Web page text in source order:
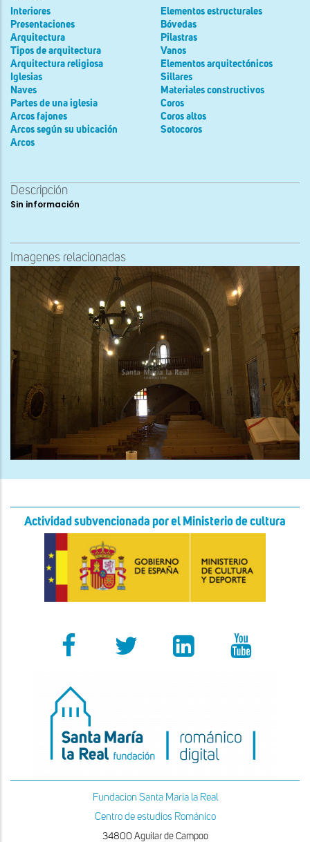
Interiores
Presentaciones
Arquitectura
Tipos de arquitectura
Arquitectura religiosa
Iglesias
Naves
Partes de una iglesia
Arcos fajones
Arcos según su ubicación
Arcos
Elementos estructurales
Bóvedas
Pilastras
Vanos
Elementos arquitectónicos
Sillares
Materiales constructivos
Coros
Coros altos
Sotocoros
Descripción
Sin información
Imagenes relacionadas
Actividad subvencionada por el Ministerio de cultura
Fundacion Santa Maria la Real
Centro de estudios Románico
34800 Aguilar de Campoo